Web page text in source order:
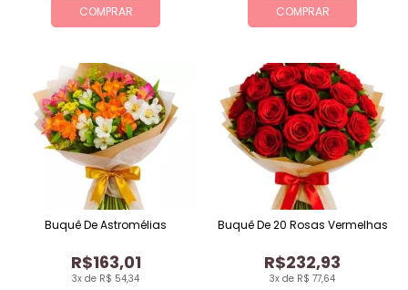
COMPRAR COMPRAR
3x de R$ 54,34
R$163,01
Buquê De Astromélias
3x de R$ 77,64
R$232,93
Buquê De 20 Rosas Vermelhas